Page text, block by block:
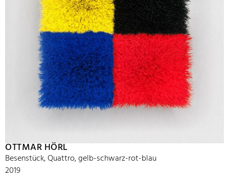
OTTMAR HÖRL
Besenstück, Quattro, gelb-schwarz-rot-blau
2019